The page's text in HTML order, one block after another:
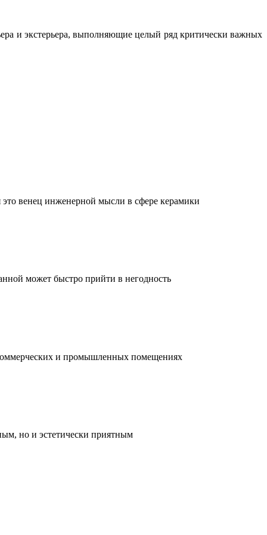
и экстерьера, выполняющие целый ряд критически важных
венец инженерной мысли в сфере керамики
может быстро прийти в негодность
и промышленных помещениях
но и эстетически приятным